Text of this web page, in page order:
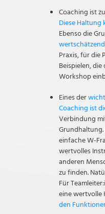
Coaching ist
Diese
Ebenso die
Praxis, für die
Beispielen,
Workshop
Eines der
Coaching ist
Verbindung
einfache W-
wertvolles
anderen
zu finden.
Für
eine wertvolle
den